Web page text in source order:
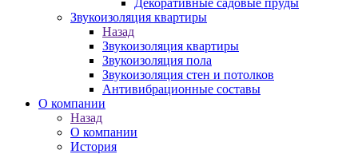
Декоративные садовые пруды
Звукоизоляция квартиры
Назад
Звукоизоляция квартиры
Звукоизоляция пола
Звукоизоляция стен и потолков
Антивибрационные составы
О компании
Назад
О компании
История